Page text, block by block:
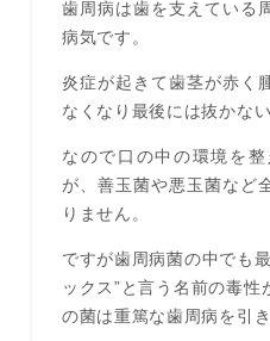
歯周病は歯を支えている
病気です。
炎症が起きて歯茎が赤く
なくなり最後には抜かな
なので口の中の環境を
が、善玉菌や悪玉菌など
りません。
ですが歯周病菌の中でも
ックス”と言う名前の毒性
の菌は重篤な歯周病を引